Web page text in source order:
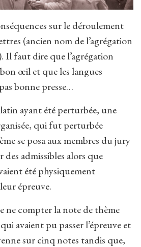
sur le déroulement
(ancien nom de l’agrégation
Il faut dire que l’agrégation
œil et que les langues
bonne presse…
ayant été perturbée, une
qui fut perturbée
se posa aux membres du jury
des admissibles alors que
été physiquement
épreuve.
ne compter la note de thème
avaient pu passer l’épreuve et
sur cinq notes tandis que,